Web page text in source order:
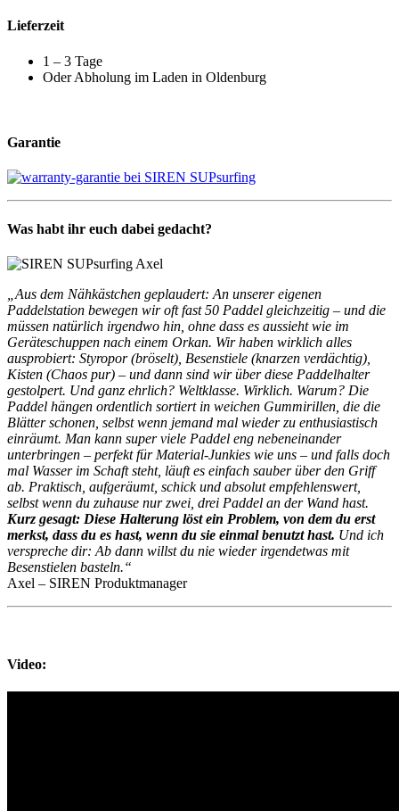
Lieferzeit
1 – 3 Tage
Oder Abholung im Laden in Oldenburg
Garantie
Was habt ihr euch dabei gedacht?
„Aus dem Nähkästchen geplaudert: An unserer eigenen
Paddelstation bewegen wir oft fast 50 Paddel gleichzeitig – und die
müssen natürlich irgendwo hin, ohne dass es aussieht wie im
Geräteschuppen nach einem Orkan. Wir haben wirklich alles
ausprobiert: Styropor (bröselt), Besenstiele (knarzen verdächtig),
Kisten (Chaos pur) – und dann sind wir über diese Paddelhalter
gestolpert. Und ganz ehrlich? Weltklasse. Wirklich. Warum? Die
Paddel hängen ordentlich sortiert in weichen Gummirillen, die die
Blätter schonen, selbst wenn jemand mal wieder zu enthusiastisch
einräumt. Man kann super viele Paddel eng nebeneinander
unterbringen – perfekt für Material-Junkies wie uns – und falls doch
mal Wasser im Schaft steht, läuft es einfach sauber über den Griff
ab. Praktisch, aufgeräumt, schick und absolut empfehlenswert,
selbst wenn du zuhause nur zwei, drei Paddel an der Wand hast.
Kurz gesagt: Diese Halterung löst ein Problem, von dem du erst
merkst, dass du es hast, wenn du sie einmal benutzt hast. Und ich
verspreche dir: Ab dann willst du nie wieder irgendetwas mit
Besenstielen basteln.“
Axel – SIREN Produktmanager
Video: